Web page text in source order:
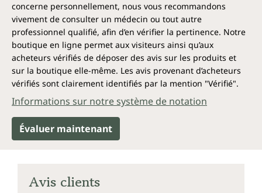
concerne personnellement, nous vous recommandons
vivement de consulter un médecin ou tout autre
professionnel qualifié, afin d’en vérifier la pertinence. Notre
boutique en ligne permet aux visiteurs ainsi qu’aux
acheteurs vérifiés de déposer des avis sur les produits et
sur la boutique elle-même. Les avis provenant d’acheteurs
vérifiés sont clairement identifiés par la mention "Vérifié".
Informations sur notre système de notation
Évaluer maintenant
Avis clients